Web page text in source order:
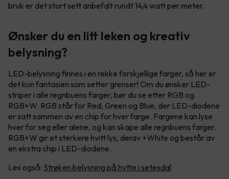
bruk er det stort sett anbefalt rundt 14,4 watt per meter.
Ønsker du en litt leken og kreativ
belysning?
LED-belysning finnes i en rekke forskjellige farger, så her er
det kun fantasien som setter grenser! Om du ønsker LED-
striper i alle regnbuens farger, bør du se etter RGB og
RGB+W. RGB står for Red, Green og Blue, der LED-diodene
er satt sammen av en chip for hver farge. Fargene kan lyse
hver for seg eller alene, og kan skape alle regnbuens farger.
RGB+W gir et sterkere hvitt lys, derav +White og består av
en ekstra chip i LED-diodene.
Les også: Strøken belysning på hytte i setesdal